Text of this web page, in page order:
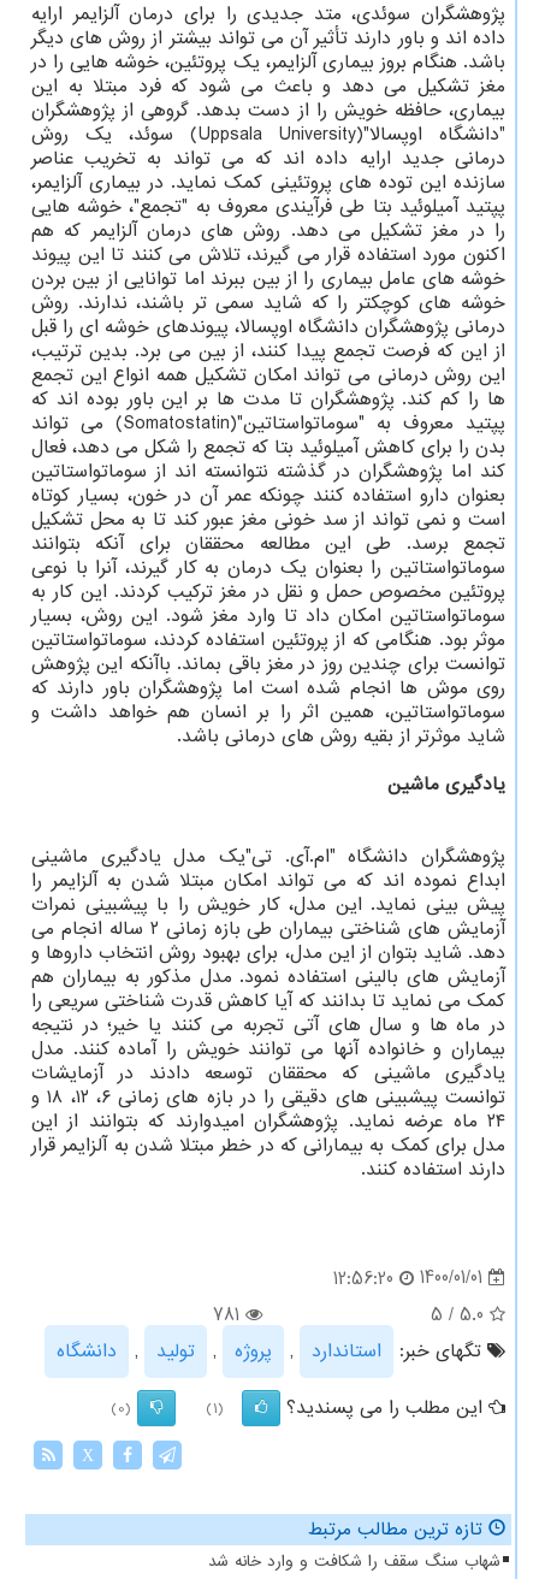
پژوهشگران سوئدی، متد جدیدی را برای درمان آلزایمر ارایه
داده اند و باور دارند تأثیر آن می تواند بیشتر از روش های دیگر
باشد. هنگام بروز بیماری آلزایمر، یک پروتئین، خوشه هایی را در
مغز تشکیل می دهد و باعث می شود که فرد مبتلا به این
بیماری، حافظه خویش را از دست بدهد. گروهی از پژوهشگران
"دانشگاه اوپسالا"(Uppsala University) سوئد، یک روش
درمانی جدید ارایه داده اند که می تواند به تخریب عناصر
سازنده این توده های پروتئینی کمک نماید. در بیماری آلزایمر،
پپتید آمیلوئید بتا طی فرآیندی معروف به "تجمع"، خوشه هایی
را در مغز تشکیل می دهد. روش های درمان آلزایمر که هم
اکنون مورد استفاده قرار می گیرند، تلاش می کنند تا این پیوند
خوشه های عامل بیماری را از بین ببرند اما توانایی از بین بردن
خوشه های کوچکتر را که شاید سمی تر باشند، ندارند. روش
درمانی پژوهشگران دانشگاه اوپسالا، پیوندهای خوشه ای را قبل
از این که فرصت تجمع پیدا کنند، از بین می برد. بدین ترتیب،
این روش درمانی می تواند امکان تشکیل همه انواع این تجمع
ها را کم کند. پژوهشگران تا مدت ها بر این باور بوده اند که
پپتید معروف به "سوماتواستاتین"(Somatostatin) می تواند
بدن را برای کاهش آمیلوئید بتا که تجمع را شکل می دهد، فعال
کند اما پژوهشگران در گذشته نتوانسته اند از سوماتواستاتین
بعنوان دارو استفاده کنند چونکه عمر آن در خون، بسیار کوتاه
است و نمی تواند از سد خونی مغز عبور کند تا به محل تشکیل
تجمع برسد. طی این مطالعه محققان برای آنکه بتوانند
سوماتواستاتین را بعنوان یک درمان به کار گیرند، آنرا با نوعی
پروتئین مخصوص حمل و نقل در مغز ترکیب کردند. این کار به
سوماتواستاتین امکان داد تا وارد مغز شود. این روش، بسیار
موثر بود. هنگامی که از پروتئین استفاده کردند، سوماتواستاتین
توانست برای چندین روز در مغز باقی بماند. باآنکه این پژوهش
روی موش ها انجام شده است اما پژوهشگران باور دارند که
سوماتواستاتین، همین اثر را بر انسان هم خواهد داشت و
شاید موثرتر از بقیه روش های درمانی باشد.
یادگیری ماشین
پژوهشگران دانشگاه "ام.آی. تی"یک مدل یادگیری ماشینی
ابداع نموده اند که می تواند امکان مبتلا شدن به آلزایمر را
پیش بینی نماید. این مدل، کار خویش را با پیشبینی نمرات
آزمایش های شناختی بیماران طی بازه زمانی ۲ ساله انجام می
دهد. شاید بتوان از این مدل، برای بهبود روش انتخاب داروها و
آزمایش های بالینی استفاده نمود. مدل مذکور به بیماران هم
کمک می نماید تا بدانند که آیا کاهش قدرت شناختی سریعی را
در ماه ها و سال های آتی تجربه می کنند یا خیر؛ در نتیجه
بیماران و خانواده آنها می توانند خویش را آماده کنند. مدل
یادگیری ماشینی که محققان توسعه دادند در آزمایشات
توانست پیشبینی های دقیقی را در بازه های زمانی ۶، ۱۲، ۱۸ و
۲۴ ماه عرضه نماید. پژوهشگران امیدوارند که بتوانند از این
مدل برای کمک به بیمارانی که در خطر مبتلا شدن به آلزایمر قرار
دارند استفاده کنند.
1400/01/01
12:56:20
5.0
/
5
781
تگهای خبر:
استاندارد , پروژه , تولید ,
دانشگاه
این مطلب را می پسندید؟
(1)
(0)
X
تازه ترین مطالب مرتبط
شهاب سنگ سقف را شکافت و وارد خانه شد